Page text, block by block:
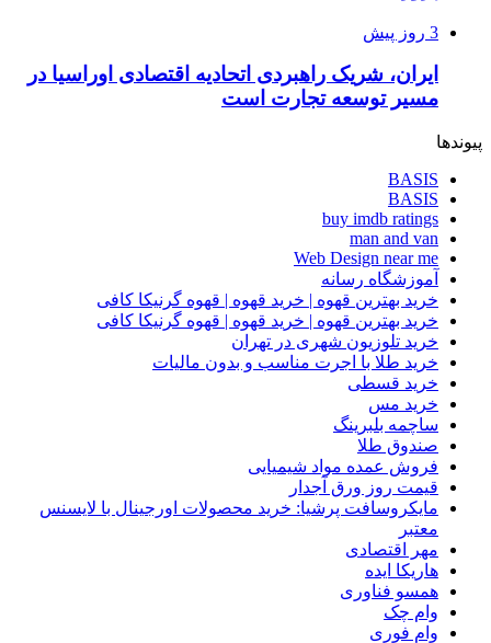
3 روز پیش
ایران، شریک راهبردی اتحادیه اقتصادی اوراسیا در
مسیر توسعه تجارت است
پیوندها
BASIS
BASIS
buy imdb ratings
man and van
Web Design near me
آموزشگاه رسانه
خرید بهترین قهوه | خرید قهوه | قهوه گرنیکا کافی
خرید بهترین قهوه | خرید قهوه | قهوه گرنیکا کافی
خرید تلوزیون شهری در تهران
خرید طلا با اجرت مناسب و بدون مالیات
خرید قسطی
خرید مس
ساچمه بلبرینگ
صندوق طلا
فروش عمده مواد شیمیایی
قیمت روز ورق آجدار
مایکروسافت پرشیا: خرید محصولات اورجینال با لایسنس
معتبر
مهر اقتصادی
هاریکا ایده
همسو فناوری
وام چک
وام فوری